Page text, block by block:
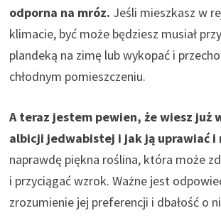
odporna na mróz. Jeśli mieszkasz w
klimacie, być może będziesz musiał
plandeką na zimę lub wykopać i
chłodnym pomieszczeniu.
A teraz jestem pewien, że wiesz już
albicji jedwabistej i jak ją uprawiać i
naprawdę piękna roślina, która może
i przyciągać wzrok. Ważne jest
zrozumienie jej preferencji i dbałość o